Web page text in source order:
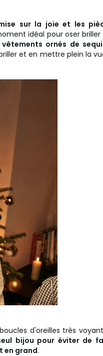
sur la joie et les
idéal pour oser briller :
ornés de
et en mettre plein la
d'oreilles très
bijou pour éviter de
en grand.